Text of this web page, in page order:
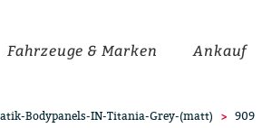
Fahrzeuge & Marken Ankauf
Bodypanels-IN-Titania-Grey-(matt) 909